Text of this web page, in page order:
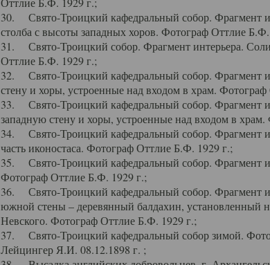
30. Свято-Троицкий кафедральный собор. Фрагмент
столба с высоты западных хоров. Фотограф Оттлие
31. Свято-Троицкий собор. Фрагмент интерьера.
Оттлие Б.Ф. 1929 г.;
32. Свято-Троицкий кафедральный собор. Фрагмент
стену и хоры, устроенные над входом в храм.
33. Свято-Троицкий кафедральный собор. Фрагмент
западную стену и хоры, устроенные над входом в
34. Свято-Троицкий кафедральный собор. Фрагмент
часть иконостаса. Фотограф Оттлие Б.Ф. 1929 г.;
35. Свято-Троицкий кафедральный собор. Фрагмент
Фотограф Оттлие Б.Ф. 1929 г.;
36. Свято-Троицкий кафедральный собор. Фрагмент
южной стены – деревянный балдахин, установленный
Невского. Фотограф Оттлие Б.Ф. 1929 г.;
37. Свято-Троицкий кафедральный собор зимой.
Лейцингер Я.И. 08.12.1898 г. ;